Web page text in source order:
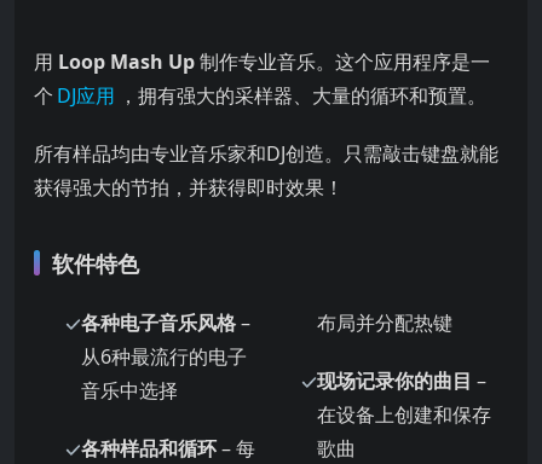
用 Loop Mash Up制作专业音乐。这个应用程序是一
个 DJ应用 ，拥有强大的采样器、大量的循环和预置。
所有样品均由专业音乐家和DJ创造。只需敲击键盘就能
获得强大的节拍，并获得即时效果！
软件特色
各种电子音乐风格–
从6种最流行的电子
音乐中选择
各种样品和循环– 每
布局并分配热键
现场记录你的曲目 –
在设备上创建和保存
歌曲